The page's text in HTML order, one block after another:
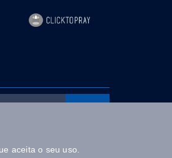
aceita o seu uso.